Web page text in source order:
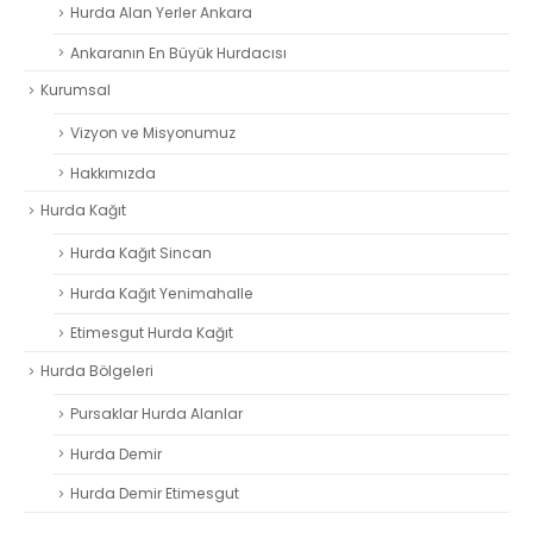
Hurda Alan Yerler Ankara
Ankaranın En Büyük Hurdacısı
Kurumsal
Vizyon ve Misyonumuz
Hakkımızda
Hurda Kağıt
Hurda Kağıt Sincan
Hurda Kağıt Yenimahalle
Etimesgut Hurda Kağıt
Hurda Bölgeleri
Pursaklar Hurda Alanlar
Hurda Demir
Hurda Demir Etimesgut